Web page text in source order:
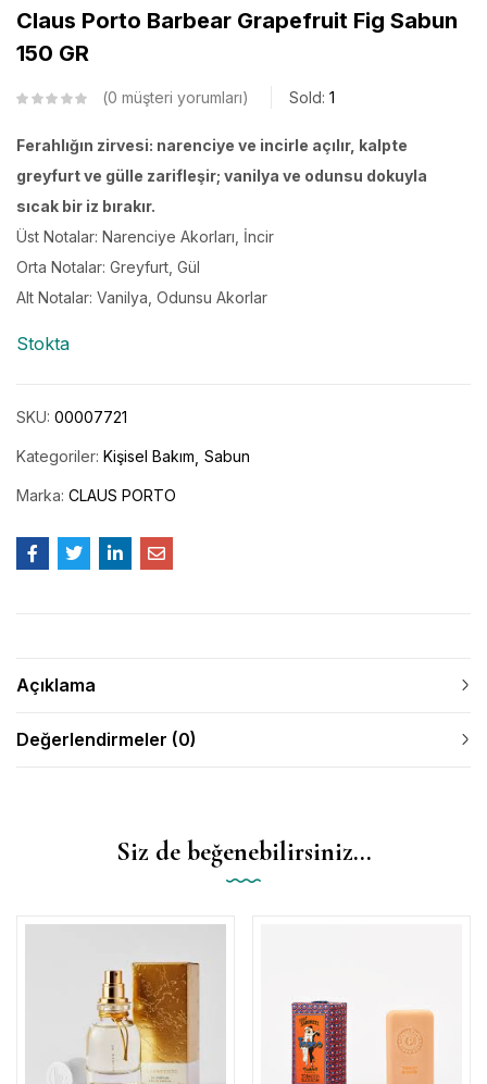
Claus Porto Barbear Grapefruit Fig Sabun
150 GR
0 müşteri yorumları Sold: 1
Ferahlığın zirvesi: narenciye ve incirle açılır, kalpte
greyfurt ve gülle zarifleşir; vanilya ve odunsu dokuyla
sıcak bir iz bırakır.
Üst Notalar: Narenciye Akorları, İncir
Orta Notalar: Greyfurt, Gül
Alt Notalar: Vanilya, Odunsu Akorlar
Stokta
SKU: 00007721
Kategoriler: Kişisel Bakım Sabun
Marka: CLAUS PORTO
Açıklama
Değerlendirmeler (0)
Siz de beğenebilirsiniz…